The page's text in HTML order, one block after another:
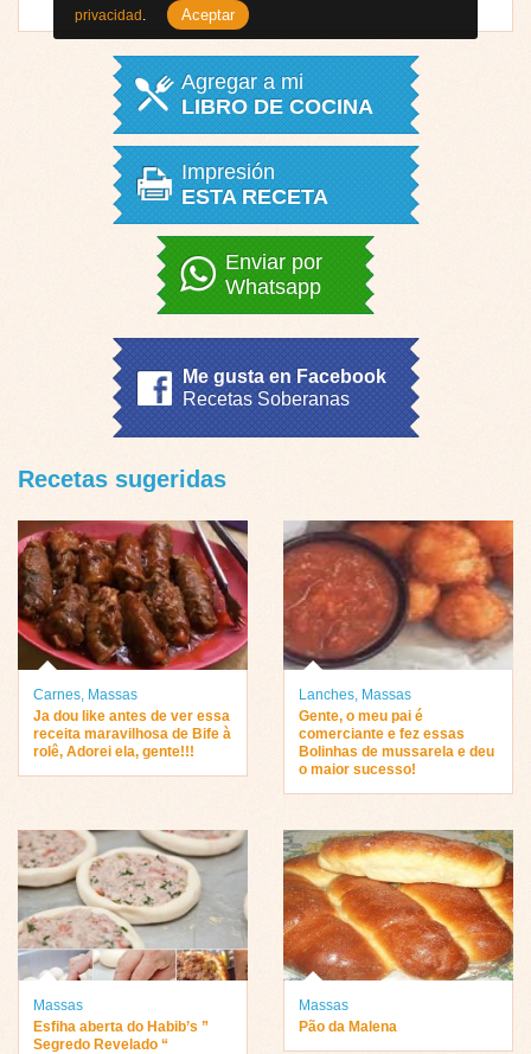
Agregar a mi
LIBRO DE COCINA
Impresión
ESTA RECETA
Enviar por
Whatsapp
Me gusta en Facebook
Recetas Soberanas
Recetas sugeridas
Carnes, Massas
Ja dou like antes de ver essa
receita maravilhosa de Bife à
rolê, Adorei ela, gente!!!
Lanches, Massas
Gente, o meu pai é
comerciante e fez essas
Bolinhas de mussarela e deu
o maior sucesso!
Massas
Esfiha aberta do Habib’s ”
Segredo Revelado “
Massas
Pão da Malena
privacidad . Aceptar